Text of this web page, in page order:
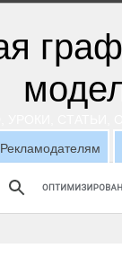
Рекламодателям